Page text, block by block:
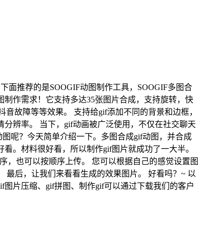
面推荐的是SOOGIF动图制作工具，SOOGIF多图合
作需求！它支持多达35张图片合成，支持旋转，快
故障等等效果。 支持给gif添加不同的背景和边框，
辨率。 当下，gif动画被广泛使用，不仅在社交聊天
呢？今天简单介绍一下。多图合成gif动图，并合成
。材料很好看，所以制作gif图片就成功了一大半。
，也可以按顺序上传。 您可以根据自己的感觉设置图
最后，让我们来看看生成的效果图片。 好看吗？~ 以
片压缩、gif拼图、制作gif可以通过下载我们的客户